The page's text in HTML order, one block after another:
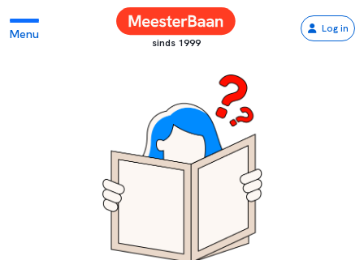
Menu
sinds 1999
Log in